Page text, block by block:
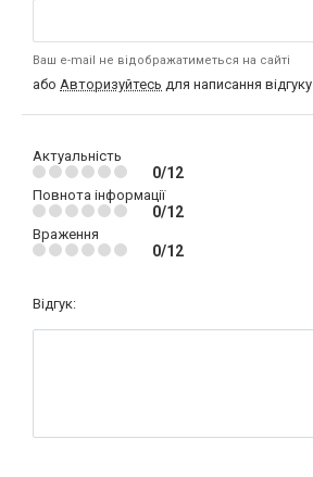
Ваш e-mail не відображатиметься на сайті
або Авторизуйтесь для написання відгуку
Актуальність
0/12
Повнота інформації
0/12
Враження
0/12
Відгук: